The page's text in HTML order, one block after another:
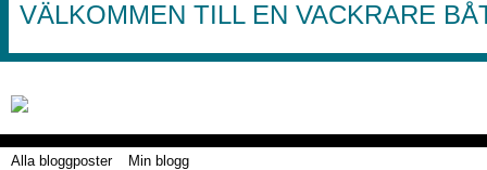
VÄLKOMMEN TILL EN VACKRARE
Alla bloggposter Min blogg